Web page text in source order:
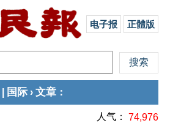
电子报 正體版
国际 › 文章 ：
人气： 74,976